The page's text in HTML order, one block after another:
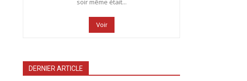
soir même était...
Voir
DERNIER ARTICLE